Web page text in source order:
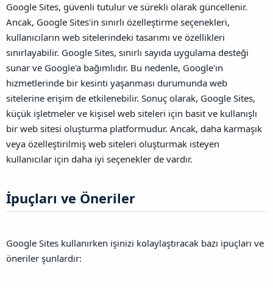
Google Sites, güvenli tutulur ve sürekli olarak güncellenir.
Ancak, Google Sites'in sınırlı özelleştirme seçenekleri,
kullanıcıların web sitelerindeki tasarımı ve özellikleri
sınırlayabilir. Google Sites, sınırlı sayıda uygulama desteği
sunar ve Google'a bağımlıdır. Bu nedenle, Google'ın
hizmetlerinde bir kesinti yaşanması durumunda web
sitelerine erişim de etkilenebilir. Sonuç olarak, Google Sites,
küçük işletmeler ve kişisel web siteleri için basit ve kullanışlı
bir web sitesi oluşturma platformudur. Ancak, daha karmaşık
veya özelleştirilmiş web siteleri oluşturmak isteyen
kullanıcılar için daha iyi seçenekler de vardır.
İpuçları ve Öneriler​
Google Sites kullanırken işinizi kolaylaştıracak bazı ipuçları ve
öneriler şunlardır: